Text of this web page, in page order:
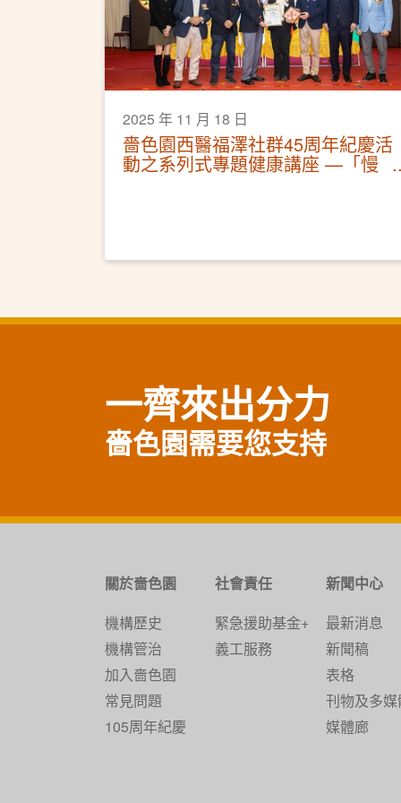
2025 年 11 月 18 日
嗇色園西醫福澤社群45周年紀慶活
動之系列式專題健康講座 —「慢
一齊來出分力
嗇色園需要您支持
關於嗇色園
機構歷史
機構管治
加入嗇色園
常見問題
105周年紀慶
社會責任
緊急援助基金+
義工服務
新聞中心
最新消息
新聞稿
表格
刊物及多媒
媒體廊